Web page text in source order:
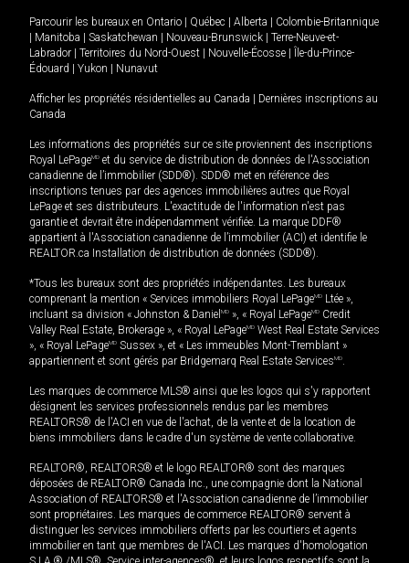
Parcourir les bureaux en Ontario Québec Alberta
Colombie-Britannique
Manitoba Saskatchewan Nouveau-Brunswick
Terre-Neuve-et-
Labrador
Territoires du Nord-Ouest Nouvelle-Écosse
Île-du-Prince-
Édouard
Yukon Nunavut
Afficher les propriétés résidentielles au Canada
Dernières inscriptions au
Canada
Les informations des propriétés sur ce site proviennent des inscriptions
Royal LePageMD et du service de distribution de données de l'Association
canadienne de l’immobilier (SDD®). SDD® met en référence des
inscriptions tenues par des agences immobilières autres que Royal
LePage et ses distributeurs. L'exactitude de l'information n'est pas
garantie et devrait être indépendamment vérifiée. La marque DDF®
appartient à l'Association canadienne de l’immobilier (ACI) et identifie le
REALTOR.ca Installation de distribution de données (SDD®).
*Tous les bureaux sont des propriétés indépendantes. Les bureaux
comprenant la mention « Services immobiliers Royal LePageMD Ltée »,
incluant sa division « Johnston & Daniel MD », « Royal LePageMD Credit
Valley Real Estate, Brokerage », « Royal LePageMD West Real Estate Services
», « Royal LePageMD Sussex », et « Les immeubles Mont-Tremblant »
appartiennent et sont gérés par Bridgemarq Real Estate ServicesMD.
Les marques de commerce MLS® ainsi que les logos qui s'y rapportent
désignent les services professionnels rendus par les membres
REALTORS® de l'ACI en vue de l'achat, de la vente et de la location de
biens immobiliers dans le cadre d'un système de vente collaborative.
REALTOR®, REALTORS® et le logo REALTOR® sont des marques
déposées de REALTOR® Canada Inc., une compagnie dont la National
Association of REALTORS® et l'Association canadienne de l’immobilier
sont propriétaires. Les marques de commerce REALTOR® servent à
distinguer les services immobiliers offerts par les courtiers et agents
immobilier en tant que membres de l'ACI. Les marques d'homologation